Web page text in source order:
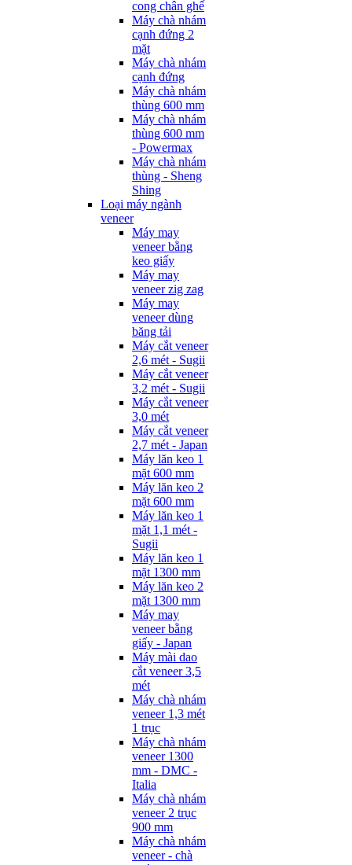
cong chân ghế
Máy chà nhám
cạnh đứng 2
mặt
Máy chà nhám
cạnh đứng
Máy chà nhám
thùng 600 mm
Máy chà nhám
thùng 600 mm
- Powermax
Máy chà nhám
thùng - Sheng
Shing
Loại máy ngành
veneer
Máy may
veneer bằng
keo giấy
Máy may
veneer zig zag
Máy may
veneer dùng
băng tải
Máy cắt veneer
2,6 mét - Sugii
Máy cắt veneer
3,2 mét - Sugii
Máy cắt veneer
3,0 mét
Máy cắt veneer
2,7 mét - Japan
Máy lăn keo 1
mặt 600 mm
Máy lăn keo 2
mặt 600 mm
Máy lăn keo 1
mặt 1,1 mét -
Sugii
Máy lăn keo 1
mặt 1300 mm
Máy lăn keo 2
mặt 1300 mm
Máy may
veneer bằng
giấy - Japan
Máy mài dao
cắt veneer 3,5
mét
Máy chà nhám
veneer 1,3 mét
1 trục
Máy chà nhám
veneer 1300
mm - DMC -
Italia
Máy chà nhám
veneer 2 trục
900 mm
Máy chà nhám
veneer - chà